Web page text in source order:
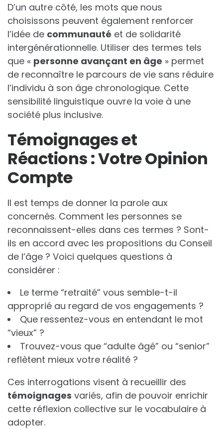
D’un autre côté, les mots que nous
choisissons peuvent également renforcer
l’idée de communauté et de solidarité
intergénérationnelle. Utiliser des termes tels
que « personne avançant en âge » permet
de reconnaître le parcours de vie sans réduire
l’individu à son âge chronologique. Cette
sensibilité linguistique ouvre la voie à une
société plus inclusive.
Témoignages et
Réactions : Votre Opinion
Compte
Il est temps de donner la parole aux
concernés. Comment les personnes se
reconnaissent-elles dans ces termes ? Sont-
ils en accord avec les propositions du Conseil
de l’âge ? Voici quelques questions à
considérer :
Le terme “retraité” vous semble-t-il
approprié au regard de vos engagements ?
Que ressentez-vous en entendant le mot
“vieux” ?
Trouvez-vous que “adulte âgé” ou “senior”
reflètent mieux votre réalité ?
Ces interrogations visent à recueillir des
témoignages variés, afin de pouvoir enrichir
cette réflexion collective sur le vocabulaire à
adopter.